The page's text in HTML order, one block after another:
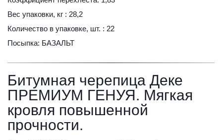
Вес упаковки, кг : 28,2
Количество в упаковке, шт. : 22
Посыпка: БАЗАЛЬТ
Битумная черепица Деке
ПРЕМИУМ ГЕНУЯ. Мягкая
кровля повышенной
прочности.